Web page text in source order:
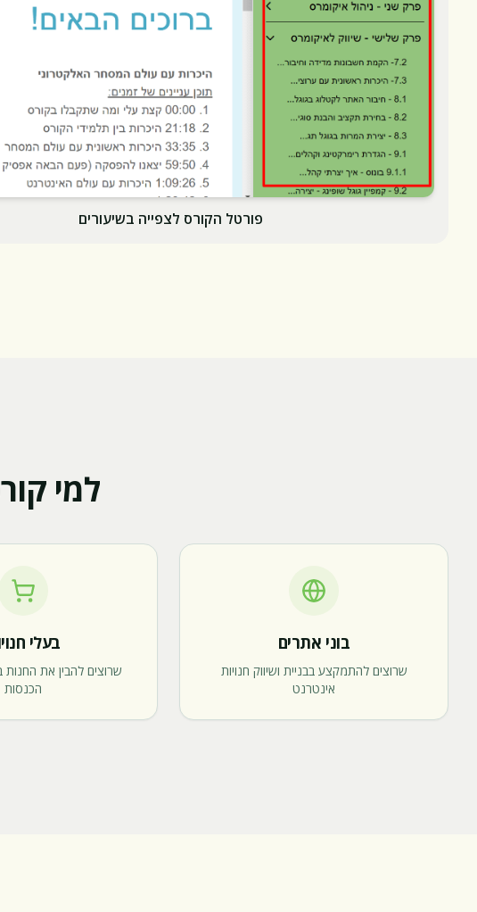
פורטל הקורס לצפייה בשיעורים
למי
בוני אתרים
שרוצים להתמקצע בבניית ושיווק חנויות
אינטרנט
בעלי
הכנסות